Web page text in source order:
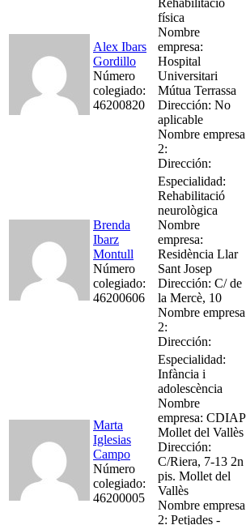
Alex Ibars
Gordillo
Número
colegiado:
46200820
física
Nombre
empresa:
Hospital
Universitari
Mútua Terrassa
Dirección: No
aplicable
Nombre empresa
2:
Dirección:
Brenda
Ibarz
Montull
Número
colegiado:
46200606
Especialidad:
Rehabilitació
neurològica
Nombre
empresa:
Residència Llar
Sant Josep
Dirección: C/ de
la Mercè, 10
Nombre empresa
2:
Dirección:
Marta
Iglesias
Campo
Número
colegiado:
46200005
Especialidad:
Infància i
adolescència
Nombre
empresa: CDIAP
Mollet del Vallès
Dirección:
C/Riera, 7-13 2n
pis. Mollet del
Vallès
Nombre empresa
2: Petjades -